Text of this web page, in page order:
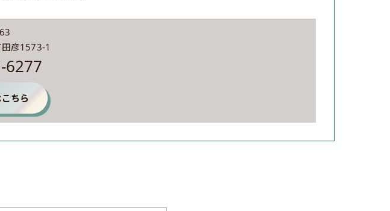
彦1573-1
6277
ちら